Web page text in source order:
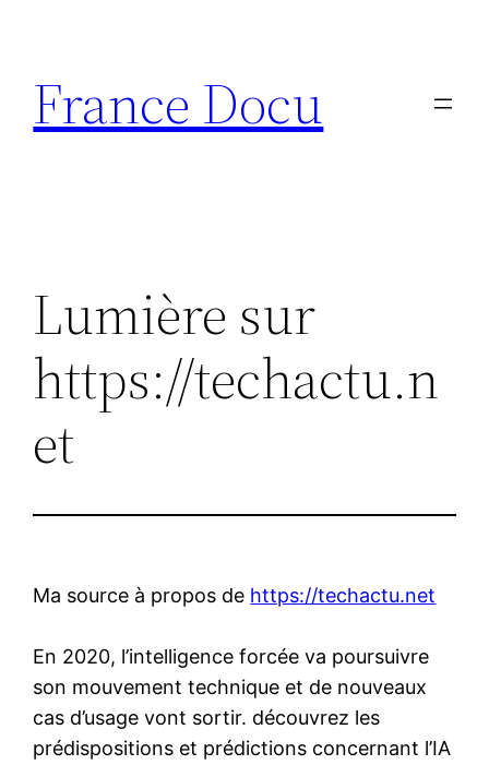
contenu
France Docu
Lumière sur
https://techactu.n
et
Ma source à propos de https://techactu.net
En 2020, l’intelligence forcée va poursuivre
son mouvement technique et de nouveaux
cas d’usage vont sortir. découvrez les
prédispositions et prédictions concernant l’IA